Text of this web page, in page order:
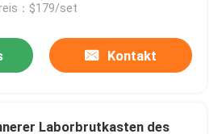
：$179/set
Kontakt
Laborbrutkasten des